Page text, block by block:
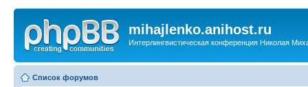
mihajlenko.anihost.ru
Интерлингвистическая конференция Николая
Список форумов